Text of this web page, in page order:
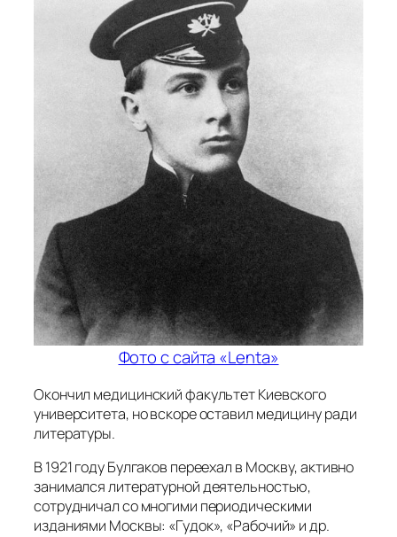
Фото с сайта «Lenta»
Окончил медицинский факультет Киевского
университета, но вскоре оставил медицину ради
литературы.
В 1921 году Булгаков переехал в Москву, активно
занимался литературной деятельностью,
сотрудничал со многими периодическими
изданиями Москвы: «Гудок», «Рабочий» и др.